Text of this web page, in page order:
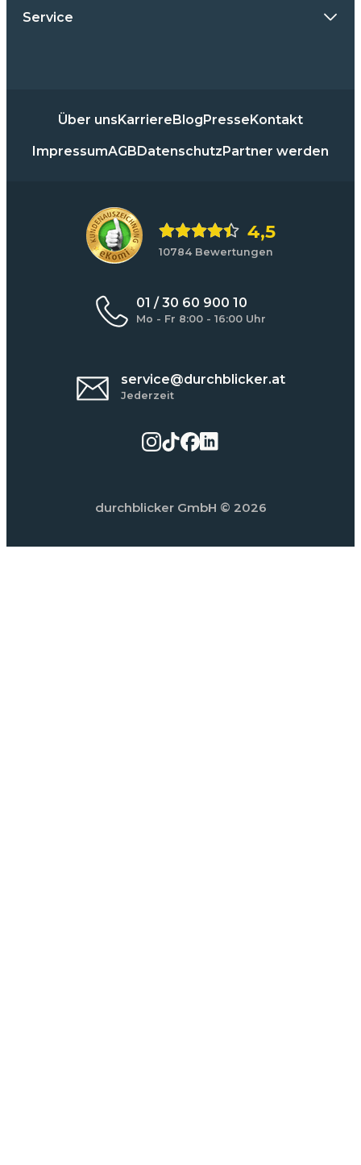
Service
Über uns Karriere Blog Presse Kontakt
ImpressumAGB Datenschutz Partner werden
4,5
10784 Bewertungen
01 / 30 60 900 10
Mo - Fr 8:00 - 16:00 Uhr
service@durchblicker.at
Jederzeit
durchblicker GmbH © 2026